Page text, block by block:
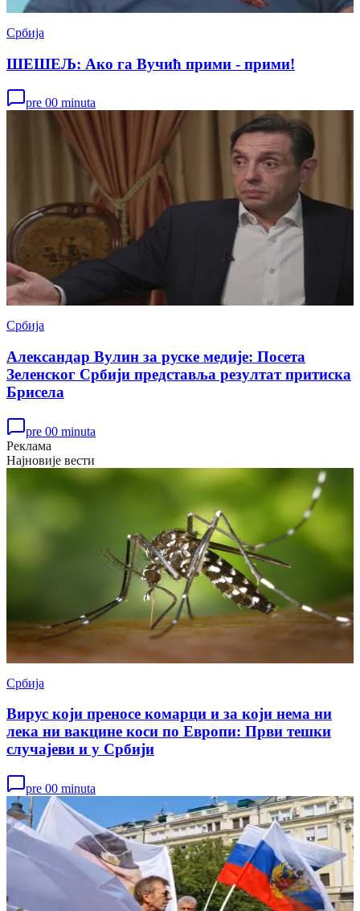
Србија
ШЕШЕЉ: Ако га Вучић прими - прими!
pre 00 minuta
Србија
Александар Вулин за руске медије: Посета
Зеленског Србији представља резултат притиска
Брисела
pre 00 minuta
Реклама
Најновије вести
Србија
Вирус који преносе комарци и за који нема ни
лека ни вакцине коси по Европи: Први тешки
случајеви и у Србији
pre 00 minuta